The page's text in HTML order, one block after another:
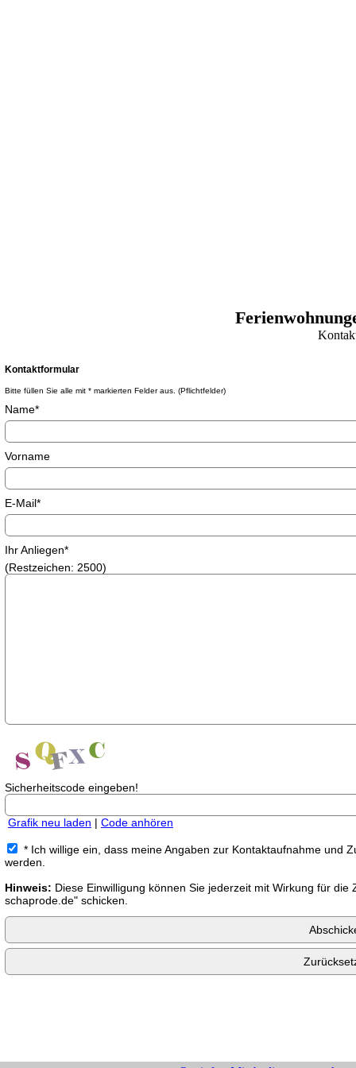
Kontaktformular
Bitte füllen Sie alle mit * markierten Felder aus. (Pflichtfelder)
Name*
Vorname
E-Mail*
Ihr Anliegen*
(Restzeichen: 2500)
Sicherheitscode eingeben!
Grafik neu laden | Code anhören
* Ich willige ein, dass meine Angaben zur Kontaktaufnahme und
werden.
Hinweis: Diese Einwilligung können Sie jederzeit mit Wirkung für
schaprode.de" schicken.